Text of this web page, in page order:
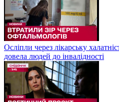
Осліпли через лікарську
довела людей до інвалідності